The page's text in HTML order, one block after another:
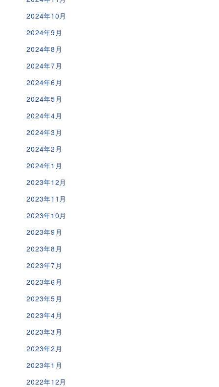
2024年10月
2024年9月
2024年8月
2024年7月
2024年6月
2024年5月
2024年4月
2024年3月
2024年2月
2024年1月
2023年12月
2023年11月
2023年10月
2023年9月
2023年8月
2023年7月
2023年6月
2023年5月
2023年4月
2023年3月
2023年2月
2023年1月
2022年12月